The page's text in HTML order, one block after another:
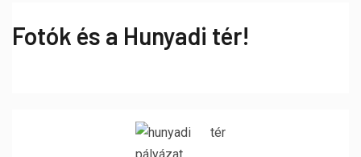
Fotók és a Hunyadi tér!